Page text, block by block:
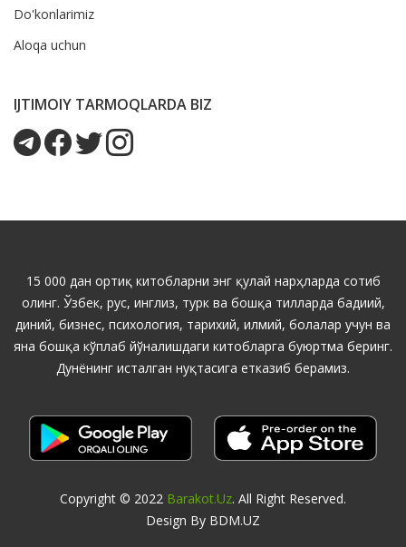
Do'konlarimiz
Aloqa uchun
IJTIMOIY TARMOQLARDA BIZ
15 000 дан ортиқ китобларни энг қулай нарҳларда сотиб
олинг. Ўзбек, рус, инглиз, турк ва бошқа тилларда бадиий,
диний, бизнес, психология, тарихий, илмий, болалар учун ва
яна бошқа кўплаб йўналишдаги китобларга буюртма беринг.
Дунёнинг исталган нуқтасига етказиб берамиз.
Copyright © 2022 Barakot.uz. All Right Reserved.
Design By BDM.UZ